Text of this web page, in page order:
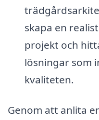
skapa en
projekt och
lösningar som
kvaliteten.
Genom att anlita